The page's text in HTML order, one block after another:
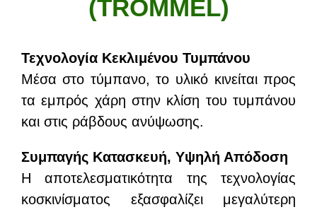
(TROMMEL)
Τεχνολογία Κεκλιμένου Τυμπάνου
Μέσα στο τύμπανο, το υλικό κινείται προς
τα εμπρός χάρη στην κλίση του τυμπάνου
και στις ράβδους ανύψωσης.
Συμπαγής Κατασκευή, Υψηλή Απόδοση
Η αποτελεσματικότητα της τεχνολογίας
κοσκινίσματος εξασφαλίζει μεγαλύτερη